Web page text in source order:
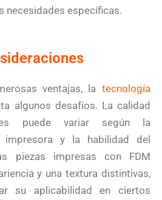
necesidades específicas.
ventajas, la tecnología
algunos desafíos. La calidad
puede variar según la
impresora y la habilidad del
piezas impresas con FDM
y una textura distintivas,
su aplicabilidad en ciertos